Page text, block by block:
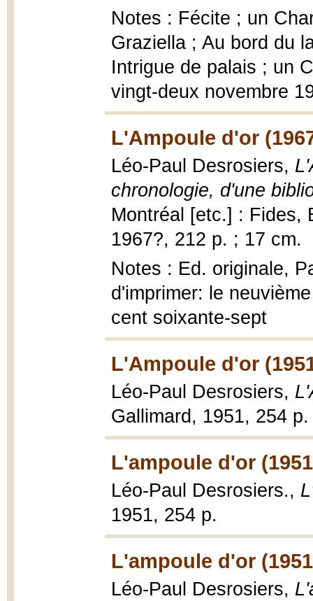
Notes : Fécite ; un
Graziella ; Au bord du
Intrigue de palais ; un
vingt-deux novembre
L'Ampoule d'or
Léo-Paul Desrosiers,
chronologie, d'une
Montréal [etc.] : Fides,
1967?, 212 p. ; 17 cm.
Notes : Ed. originale,
d'imprimer: le
cent soixante-sept
L'Ampoule d'or
Léo-Paul Desrosiers,
Gallimard, 1951, 254 p.
L'ampoule d'or
Léo-Paul Desrosiers.,
1951, 254 p.
L'ampoule d'or
Léo-Paul Desrosiers,